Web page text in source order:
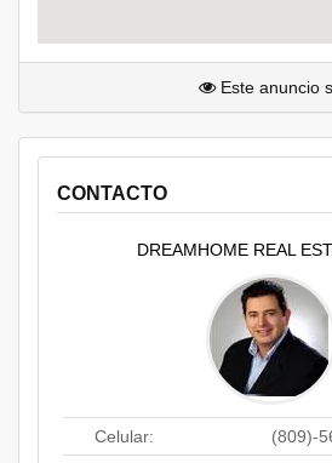
Este anuncio
CONTACTO
DREAMHOME REAL
Celular:
(809)-